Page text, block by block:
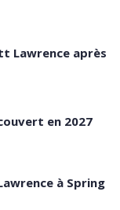
Lawrence après
en 2027
à Spring